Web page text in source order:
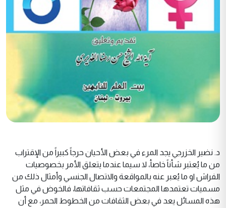
د. نضير الخزرجي يجد المرء في بعض الأحيان حرجاً كبيراً من الإقتراب من ما يُعتبر شأناً خاصأ، لا سيما عندما يتعلق الأمر بخصوصيات الفراش او ما يُعبر عنه بالمواقعة والاتصال الجنسي وأمثال ذلك من مسميات تعتمدها المجتمعات حسب ثقافاتها، فالخوض في مثل هذه المسائل يعد في بعض الثقافات من الخطوط الحمر، مع أن الحديث فيها وعنها في كثير من الأحيان في إطار الطب والشرع الطريق السليم الى حل معضلاتها أو الحد من آثارها السلبية والسيئة، نظراً لتحقق الرفض والقبول في العملية الجنسية وثنائية الخير والشر. فالاتصال الجنسي يتحقق في الزواج والزنى، فالأول مبارك وخير، وفي الإعلان عنه مبلغ البهجة والسرور، والثاني مذموم مجتمعيا يحرص الطرفان فيه على الكتمان وبسط السرية، لأن في الإفشاء مبلغ الفضيحة إلا في حدود معينة وضعتها بعض البلدان للذة الحرام المدفوعة الثمن لأغراض الضريبة والكسب الحرام لملء خزينة الدولة، وهو ما عليه عدد غير قليل من الدول الغربية. ومن المفارقات، أن المرء قد يسمع بين الفترة والأخرى عن اعتقال عصابة للمتاجرة باللحم الحرام أو الهجوم على أوكار المتاجرة بها في هذا البلد أو ذاك، كما تطالعنا الصحافة البريطانية بين الفينة والأخرى، وقد يحسن القارئ الظن بالحكومة وإجراءاتها، وقد يذهب به بعيداً إلى أن الحكومة تمارس وظيفة الأمر بالمعروف والنهي عن المنكر، وأنّ نشر الفضيلة هو الدافع وراء عمليات الدهم والاعتقال والإبعاد للعصابات القادمة من أوروبا الشرقية سابقاً، ولكن عندما يقترب المرء من أصل الخبر سيكتشف أن تجارة اللذة الحرام - بعيداً عن أعين دائرة مصلحة الضرائب- هو أحد الدوافع الرئيسة وراء الاعتقال، حيث تدخل مثل هذه المهنة المشينة في باب التجارة السوداء التي تؤثر على عمل المومسات المسجلات لدى السلطات واللواتي يدفعن الضريبة السنوية، وبالتالي فمن واجب السلطات التنفيذية منع مثل هذه التجارة أو تقنينها ضمن أطر معينة وأماكن معينة حتى لا تفقد مصلحة الضرائب مورداً مالياً، والحد من السوق السوداء. بالقرب من دائرة اللذة بوجهيها الحرام والحلال يقترب الفقيه آية الله الشيخ محمد صادق الكرباسي كعادته في سلسلة (الشرائع) من هذه الدائرة، واضعاً الخطوط العريضة وبرؤية فقهية لما يجوز ولا يجوز في إطار كتيب (شريعة الجنس) الصادر حديثا (2014م) في بيروت عن بيت العلم للنابهين في 72 صفحة من القطع الصغير مع مقدمة وتعليقات للفقيه آية الله الشيخ حسن رضا الغديري. غذاء كباقي الأغذية ليس للإنسان، وبقية المخلوقات الأرضية، إلا أن يتناول الطعام، إن كان بغريزة الغذاء أو بغريزة البقاء سيان، وليس له إلا أن يشرب، فتناول الطعام والشراب أمر تكويني فطري، ويختلف من إنسان لآخر، وتتعدد المأكولات وطرقها حسب الأجواء والمجتمعات والبلدان والثقافات والأديان والمعتقدات، ولكن بالمحصلة الحتمية ان الطعام والشراب قرينا الكائن الحي لا يتخلف عنهما أبداً ما دام له عرق ينبض بالحياة. والغريزة الجنسية لا تختلف من حيث الحاجة والاحتياج عن الطعام والشراب، فهي طاقة متولدة باستمرار ينبغي للإنسان من ذكر وأنثى تصريف شحناتها وإلا أصبحت وبالاً جسديا ونفسيا، ولأنها طاقة متولدة فإن العازب يصرفها بالاحتلام رغماً عنه فيكون في دائرة الحليّة، وقد يصرفها بالاستمناء مع سبق الإصرار "العادة السرية" فيقع في الحرمة وارتكاب الإثم، وقد يصرفها الإنسان في الزواج وهو الأمر الطبيعي فيكون عمله ذا قيمة عظيمة وصحة للمجتمع وسلامة، وقد يصرفها المتزوج والعازب خارج إطار الزوجية فيكون لتصرفه جنحة كبيرة ونقمة للمجتمع وندامة، فبالمجمل كما يؤكد الفقيه الكرباسي: "إن الشهوة الجنسية نعمة إلهية لابد أن يستخدمها الإنسان في سبلها الصحيحة ويسعد بها حياته كما هو الحال في الأكل والشرب وغيرهما، وهذا الإنسان القادر على أن يلجم إرادته قادر على أن يخلق المعجزات في الاتجاهين وقادر على أن يطور سبل الوجهتين ويخترع الوسائل في لجم نفسه أو تركها حسب تلك الإرادة، ويسهل له مركبها نحو التكامل أو التراجع". فالشهوة الجنسية إذن هي طاقة وحاجة ولذلك كما يؤكد المعلق الفقيه الغديري فإنَّ: "الممارسة الجنسية هي أحد الأسباب لتسكين النفس، فالسكون والمودة والرحمة من النعم الإلهية العظيمة التي أعطاها للإنسان". وإذا كانت الغريزة الجنسية نعمة تكوينية وهي كذلك، فإن أقل الشكر على هذه النعمة أن يتم صرفها في الاتجاه السليم، والاقتران العلني المؤطر بالشريعة والعرف الاجتماعي السليم هو الشكر بعينه، والجحود يكون بسلوك الطرق الحرام في صرف الطاقة واشباع الرغبة، والوبال الاجتماعي ما ينتج عن هذه العلاقات المحرمة التي يزينها الشيطان للإنسان من ذكر وأنثى فيقع في حباله وهي من الطرق القصيرة وأوهن الحبال التي أذلت الصغار والكبار وقت الاختبار، والتي ينبغي للمرء أن يستعيذ بالله من شرور الشيطان وجنوده النارية والفخارية، فالزواج هو الحد الفاصل بين المشروع واللامشروع، وبتعبير الفقيه الكرباسي: "فكل ما كان في إطار الزواج الشرعي باركه الله وسمح لعباده أن يمارسوه إلا ما يضرّهم، وكل ما خرج عن نطاق الزواج فقد نهى الله عنه وأنزل عليه نقمته". ثمار اللذة الحلال لا يمكن تصور حياة على وجه الأرض بعيدا عن غريزة الطعام والشراب واللذة الحلال، فإعمار الأرض يتحقق من خلال هذه الغرائز وغيرها، فلو لم تكن قائمة لما صار الزرع والضرع ولما جرت المياه في الأنهر والسواقي، ولما قامت المجتمعات والمدنيات والحضارات، ولما ماتت أمم وقامت أخرى، ولما توارث الناس وتعاقبت الأجيال. الفقيه الكرباسي الذي يتابع في 127 مسألة فقهية حول موارد صرف الطاقة الجنسية، يسجل مؤشرات عدّة على فلسفة الشهوة واللذة: أولا: التكاثر، فلا حياة على الأرض من غير تكاثر، ولا تكاثر من غير اتصال جنسي، ولا اتصال جنسي من غير رغبة، ولا رغبة من غير طاقة وغريزة تكوينية كامنة لدى الذكر والأنثى، فلو انعدمت الأخيرة انعدمت الأولى. ثانيا: التآلف، لا يمكن تصور حياة أليفة وتآلف بين بني الإنسان من غير تحقق العلقة الجنسية. ثالثا: تحريك عجلة الحياة، فمن لا يجد من يصرف عليه كزوجة أو أولاد أو أجداد، لا يجد الوازع للعمل، فتموت الحياة وتتوقف عجلتها. رابعا: تنشيط الاقتصاد، ومن لا يعمل وضع العصي في عجلة الاقتصاد، فلابد للحياة من كد وتعب، والعمل مدعاة لتنشيط الاقتصاد على مستوى الفرد والمجتمع والأمة، والأمة الناجحة الراشدة هي التي تأكل مما تزرع وتصنع وما تصدره للآخر. خامساً: تطوير الحياة، ومن الطبيعي ان الذي يتكاثر ويتآلف وينتج ويأكل يسير في الاتجاه الصحيح على طريق تطوير الحياة بما يصلح أمر دينه ودنياه ويوفر الخير له وللأجيال. سادسا: راحة النفس، فالإنسان السوي يجد راحته وسكنه في منزل الزوجية، فالزوجان لبعضهما سكن ومسكن، ومن راحة النفس تتحقق المودة بكل معانيها المعجونة بكيمياء الحب. سابعا: الأمن، فالإنسان بطبعه يميل الى السلام والأمن، والعلقة الجنسية المتحققة بالزواج تحقق جانباً كبيراً من الأمن المجتمعي. ثامناً: حب البقاء، فلا أحد يرغب في الموت، فهو حق يصعب تصوره، ولكن عزاء المرء في خلفه، فحب الخلود غريزة، وهي تتحقق في دار الدنيا بالذرية المتحققة من الزواج والرغبة الجنسية، وفي الآخرة باعمار الأرض بما فيه رضا الرب وصلاح المربوب فيحصد في الآخرة جزاء ما زرع في الأولى. تاسعاً: الامتحان الإلهي، فالإنسان مهما بلغ من القوة والمكانة لا يستطيع أن يخرج من مملكة الله أينما كان على الأرض أو في الفضاء الخارجي، والغريزة واحدة من مقامات الامتحان والاختبار في الدنيا ولها تبعاتها في الحياة الأخرى، ولذلك فهي تجعله في حالة اختبار على الدوام بين أن يميل الى صرف الطاقة الجنسية في مواردها الطبيعية أو خارجها. ثنائية الصلاح والطلاح ولما كانت الأشياء تُعرف بأضدادها، فإن من الطبيعي أن مخالفة السنن الكونية تؤدي الى شيوع الأمراض المزمنة القاتلة لسلامة الفرد والمجتمع، ويؤشر الفقيه الكرباسي في المقدمة المستفيضة لشريعة الجنس على عدد من التوابع السيئة للغريزة الجنسية وتصريفها، في ثنائية متعارضة، منها: أولا: المرض والسلامة، فالشهوة المحرمة خارج أسوار الزوجية مدعاة الى أمراض جنسية لا يختلف عليها اثنان، في حين أن الزواج مدعاة الى السلامة الجسدية والنفسية والروحية. ثانيا: القلق النفسي والطمأنينة، فعش الزوجية يبعث الدفء والطمأنينة، ومن يمارس الحرام يعيش في قلق نفسي، ويقطع عن المجتمع أمصال الطمأنينة. ثالثا: السلوك الصالح والطالح، فالشهوة المحرّمة مثلها كمثل اللقمة الحرام والشراب الحرام، مدعاة للجريمة والسلوك الطائش المخل بأمن المجتمع، وفي المقابل فإن الزواج يقضي على الكثير من أمراض المجتمع وينتج بشكل عام رجالا أسوياء النفس والسريرة لا يميلون الى الحرام كما يميل في سريرته ابن السفاح وإن صلُح. رابعاً: الإعاقة والسلامة، فالممارسة الجنسية القائمة على النفس المطمئنة وبالأسلوب السليم نتاجها سيكون سليما، والعكس صحيح. خامساً: الخلق الوضيع والرفيع، فالسلامة الجنسية دلالة على الخلق الرفيع والسلوك السوي، ومن يمارسها بغير محلها في الزواج وخارجه دلالة على السلوك الوضيع. سادساً: الجهل والمعرفة، وفي الأعم الأغلب ان الذي ينجرف الى اللذة الحرام ويكوّن أسرة خارج رباط الزوجية، لا يميل الى العلم، ويصبح الجهل ملعبه، في حين أن الأسرة السليمة تسعى ما أمكنها الى تعليم أبنائها، فرغبة الأب أن يكون ابنه أفضل منه في هذه الحياة. سابعاً: الانفلات والانضباط، من الثابت أن اللذة المحرمة مدعاة الى الانحراف، والأخير بدوره يفرز الانفلات والانزلاق في وحل المخدرات والاعتياد على الخمر وأمثالهما. ثامناً: القُبح والحُسن، بالإضافة الى قبح الشهوة الحرام وحُسن حلالها، فإن الممارسة الجنسية الخاطئة مدعاة الى فقدان نضارة الوجه، ونظرة بسيطة الى المومسات والمنحرفين تقطع الشك باليقين. تاسعاً: الخسارة والربح، ولا غبار أن اللذة الحرام من الناحية المادية تفضي الى خسارة مادية، في حين أن الأسرة السليمة تحقق التوازن المادي. عاشراً: الحياة والموت، ولا يشك أحد بأن الممارسة الجنسية المخالفة للفطرة والطبيعة الإنسية منتجة للأمراض الجنسية التي تقضي على الإنسان في وقت مبكر، وعكسها الممارسة السليمة التي تخلق الراحة الجسدية والنفسية للجنسين معاً. ممارسات خاطئة وعلى الرغم من أهمية النقاط التي أشار إليها الفقيه الكرباسي، يمكن تصور سلبيات وايجابيات أخرى ناتجة عن الممارسة الجنسية في الزين والشين، داخل إطار الزوجية وخارجها، لأن الممارسات الخاطئة في اشباع الرغبة الجنسية لا تقتصر على اللذة الحرام كما قد يشي الأمر، فهناك من يمارس الحرام وهو على فراش الزوجية كما يشير اليه الفقيه الكرباسي، كمن يمارس الجنس مع زوجته بشهوة غيرها أو أن تمارس الزوجة الدور نفسه، فهو من المحرمات، وله تأثير غير مرئي ولاسيما على الوليد وسلوكه. وقد ثبت بالتجربة ومن خلال الطب الحديث ان بعض الممارسات الجنسية التي تدخل من الناحية الشرعية في إطار الكراهية، لها صفة حيوانية وتحط من كرامة المرأة وتخل من رونق الحياة الزوجية، وهو ما يشير الى بعضها الفقيه الكرباسي في عدد من المسائل، من قبيل الوطء من الخلف وبخاصة لمن يرى الحرمة او الكراهية الشديدة ومن دون رضاها، وقد تؤدي مثل هذه الممارسات الخاطئة أو المرفوضة الى تقليل العمر الافتراضي للرغبة الجنسية لدى الرجل، وهو ما ينتهي الى خلق مشاكل اجتماعية أقلها أن تدعو المرأة الرجل الى طلاقها، وإذا رفض الرجل اعطاء مرادها مع وجود الرغبة الجنسية لديها، فهو طريق غير آمن لأمراض جنسية وجسدية ونفسية تتمركز في الزوجة فضلا عن افراز عواقب وخيمة مرفوضة اجتماعياً، من هنا فإن الفقيه الكرباسي يرى انه: (إذا لم يتمكن الزوج من تلبية حاجة الزوجة يجب عليه طلاقها إن لم تصبر على ذلك). ومن الأخطاء الاجتماعية في هذا المجال هو امتناع الرجل عن المعالجة الطبية اذا أصيب بضعف جنسي، لأن العرف الاجتماعي في بعض البلدان، يرى في مراجعة الطبيب انتقاصاً من الرجولة، مثلما لا يراجع المريض نفسيا الطبيب خشية أن يتهمه المجتمع بالجنون والخبل، مع ان الأمراض تتحقق في ال